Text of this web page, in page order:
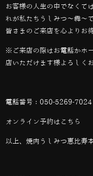
お客様の人生の中でなくて
れが私たちうしみつ～犇～で
皆さまのご来店を心よりお
※ご来店の際はお電話かホ
店いただけます様よろしく
電話番号： 050-5269-7024
オンライン予約は こちら
以上、焼肉うしみつ恵比寿